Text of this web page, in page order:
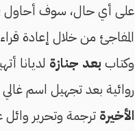
على أي حال، سوف أحاول في
المفاجئ من خلال إعادة
وكتاب بعد جنازة لديانا
روائية بعد تجهيل اسم
الأخيرة ترجمة وتحرير